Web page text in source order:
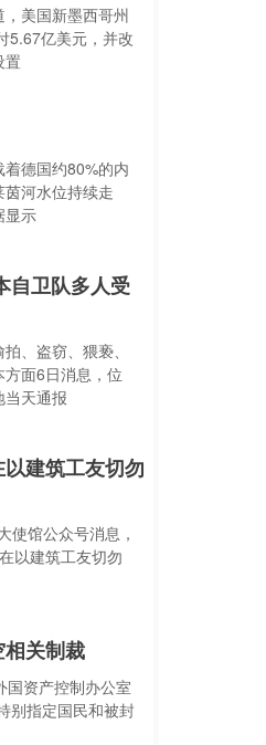
美国新墨西哥州
5.67亿美元，并改
置
德国约80%的内
河水位持续走
显示
自卫队多人受
、盗窃、猥亵、
面6日消息，位
天通报
建筑工友切勿
使馆公众号消息，
以建筑工友切勿
关制裁
国资产控制办公室
别指定国民和被封